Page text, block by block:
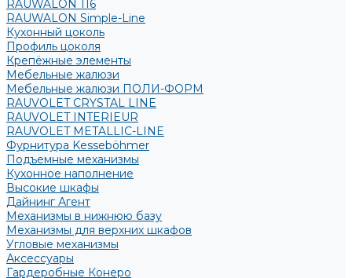
RAUWALON 116
RAUWALON Simple-Line
Кухонный цоколь
Профиль цоколя
Крепёжные элементы
Мебельные жалюзи
Мебельные жалюзи ПОЛИ-ФОРМ
RAUVOLET CRYSTAL LINE
RAUVOLET INTERIEUR
RAUVOLET METALLIC-LINE
Фурнитура Kesseböhmer
Подъемные механизмы
Кухонное наполнение
Высокие шкафы
Дайнинг Агент
Механизмы в нижнюю базу
Механизмы для верхних шкафов
Угловые механизмы
Аксессуары
Гардеробные Конеро